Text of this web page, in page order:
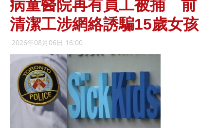
病童醫院再有員工被捕 前
清潔工涉網絡誘騙15歲女孩
2026年08月06日 16:00